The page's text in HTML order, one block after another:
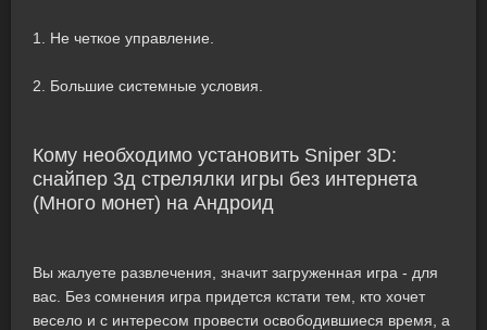
1. Не четкое управление.
2. Большие системные условия.
Кому необходимо установить Sniper 3D:
снайпер 3д стрелялки игры без интернета
(Много монет) на Андроид
Вы жалуете развлечения, значит загруженная игра - для
вас. Без сомнения игра придется кстати тем, кто хочет
весело и с интересом провести освободившиеся время, а